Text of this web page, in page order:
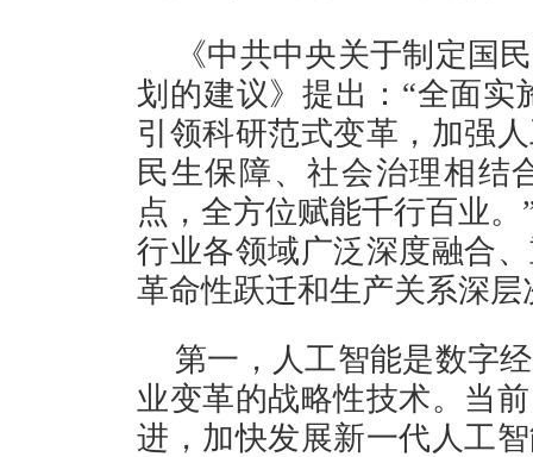
《中共中央关于制定国
划的建议》提出：“全面实
引领科研范式变革，加强
民生保障、社会治理相结
点，全方位赋能千行百业
行业各领域广泛深度融合
革命性跃迁和生产关系深
第一，人工智能是数字
业变革的战略性技术。当
进，加快发展新一代人工